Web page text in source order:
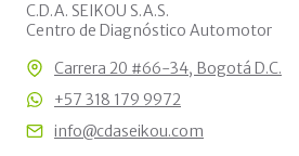
C.D.A. SEIKOU S.A.S.
Centro de Diagnóstico Automotor
Carrera 20 #66-34, Bogotá D.C.
+57 318 179 9972
info@cdaseikou.com